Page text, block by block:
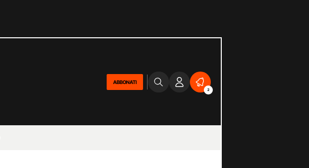
ABBONATI
2